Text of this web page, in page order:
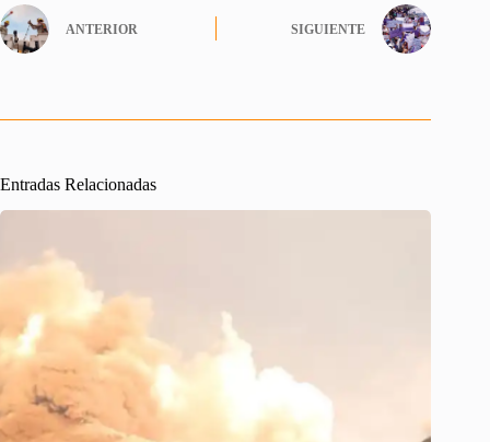
ANTERIOR SIGUIENTE
Entradas Relacionadas